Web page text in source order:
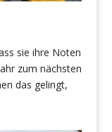
sie ihre Noten
zum nächsten
das gelingt,